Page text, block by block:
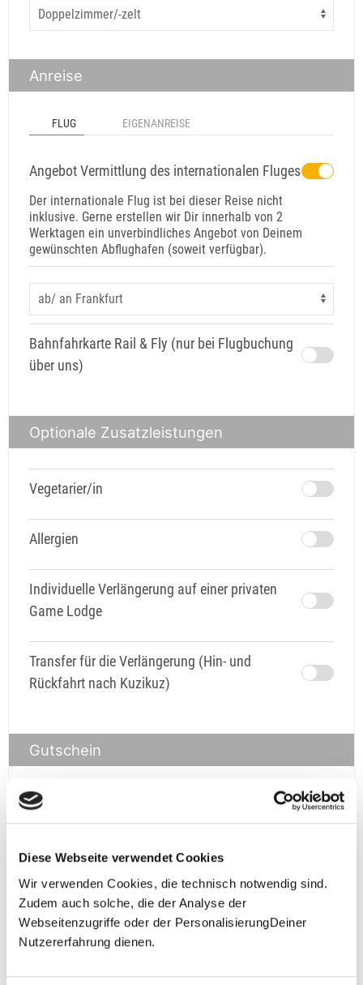
Diese Webseite verwendet Cookies
Wir verwenden Cookies, die technisch notwendig sind.
Zudem auch solche, die der Analyse der
Webseitenzugriffe oder der PersonalisierungDeiner
Nutzererfahrung dienen.
Anreise
FLUG EIGENANREISE
Angebot Vermittlung des internationalen Fluges
Der internationale Flug ist bei dieser Reise nicht
inklusive. Gerne erstellen wir Dir innerhalb von 2
Werktagen ein unverbindliches Angebot von Deinem
gewünschten Abflughafen (soweit verfügbar).
Bahnfahrkarte Rail & Fly (nur bei Flugbuchung
über uns)
Optionale Zusatzleistungen
Vegetarier/in
Allergien
Individuelle Verlängerung auf einer privaten
Game Lodge
Transfer für die Verlängerung (Hin- und
Rückfahrt nach Kuzikuz)
Gutschein
Gutschein
**Halbes Doppelzimmer: Zwei gleichgeschlechtliche